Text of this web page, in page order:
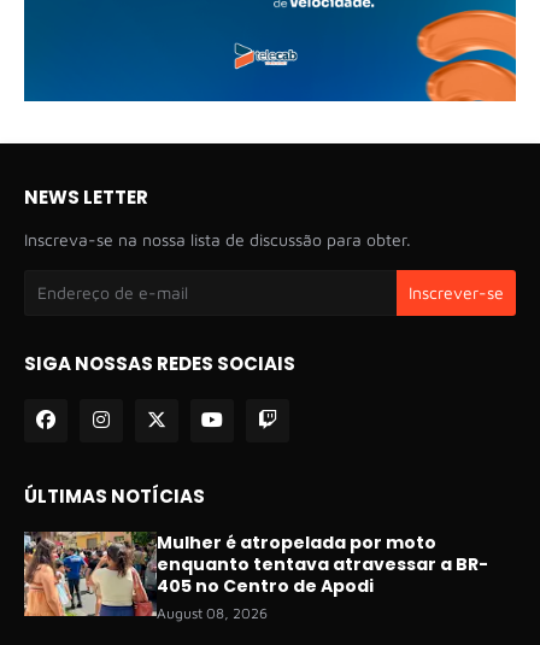
NEWS LETTER
Inscreva-se na nossa lista de discussão para obter.
SIGA NOSSAS REDES SOCIAIS
ÚLTIMAS NOTÍCIAS
Mulher é atropelada por moto
enquanto tentava atravessar a BR-
405 no Centro de Apodi
August 08, 2026